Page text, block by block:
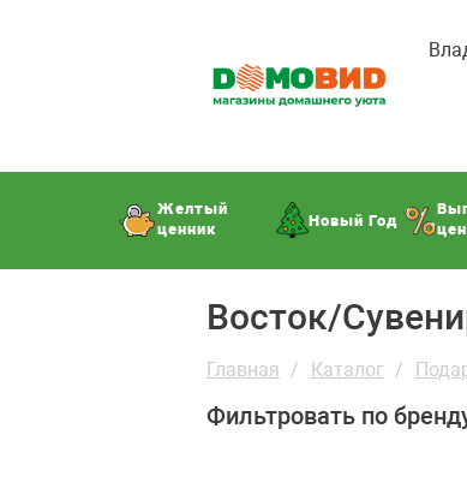
Желтый
ценник
Новый Год
Восток/
Главная Каталог
Фильтровать по